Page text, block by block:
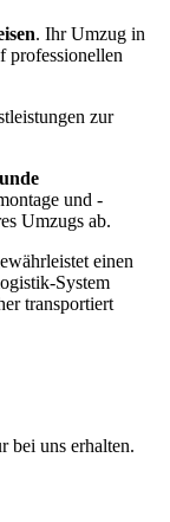
. Ihr Umzug in
professionellen
zur
und -
Umzugs ab.
einen
System
transportiert
bei uns erhalten.